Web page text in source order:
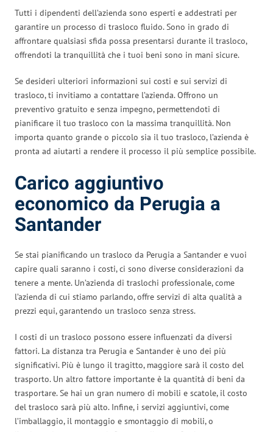
Tutti i dipendenti dell’azienda sono esperti e addestrati per
garantire un processo di trasloco fluido. Sono in grado di
affrontare qualsiasi sfida possa presentarsi durante il trasloco,
offrendoti la tranquillità che i tuoi beni sono in mani sicure.
Se desideri ulteriori informazioni sui costi e sui servizi di
trasloco, ti invitiamo a contattare l’azienda. Offrono un
preventivo gratuito e senza impegno, permettendoti di
pianificare il tuo trasloco con la massima tranquillità. Non
importa quanto grande o piccolo sia il tuo trasloco, l’azienda è
pronta ad aiutarti a rendere il processo il più semplice possibile.
Carico aggiuntivo
economico da Perugia a
Santander
Se stai pianificando un trasloco da Perugia a Santander e vuoi
capire quali saranno i costi, ci sono diverse considerazioni da
tenere a mente. Un’azienda di traslochi professionale, come
l’azienda di cui stiamo parlando, offre servizi di alta qualità a
prezzi equi, garantendo un trasloco senza stress.
I costi di un trasloco possono essere influenzati da diversi
fattori. La distanza tra Perugia e Santander è uno dei più
significativi. Più è lungo il tragitto, maggiore sarà il costo del
trasporto. Un altro fattore importante è la quantità di beni da
trasportare. Se hai un gran numero di mobili e scatole, il costo
del trasloco sarà più alto. Infine, i servizi aggiuntivi, come
l’imballaggio, il montaggio e smontaggio di mobili, o